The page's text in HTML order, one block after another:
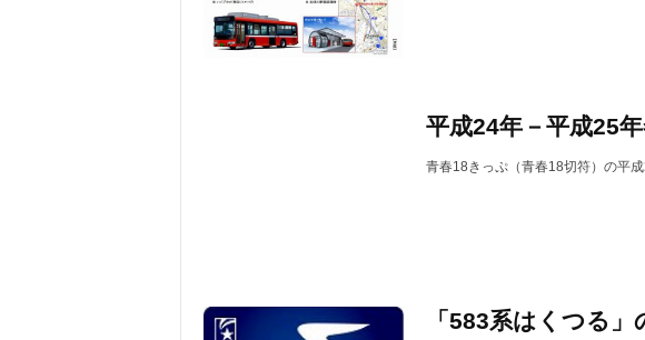
平成24年－平成25
青春18きっぷ（青春18切符）の平成
「583系はくつる」